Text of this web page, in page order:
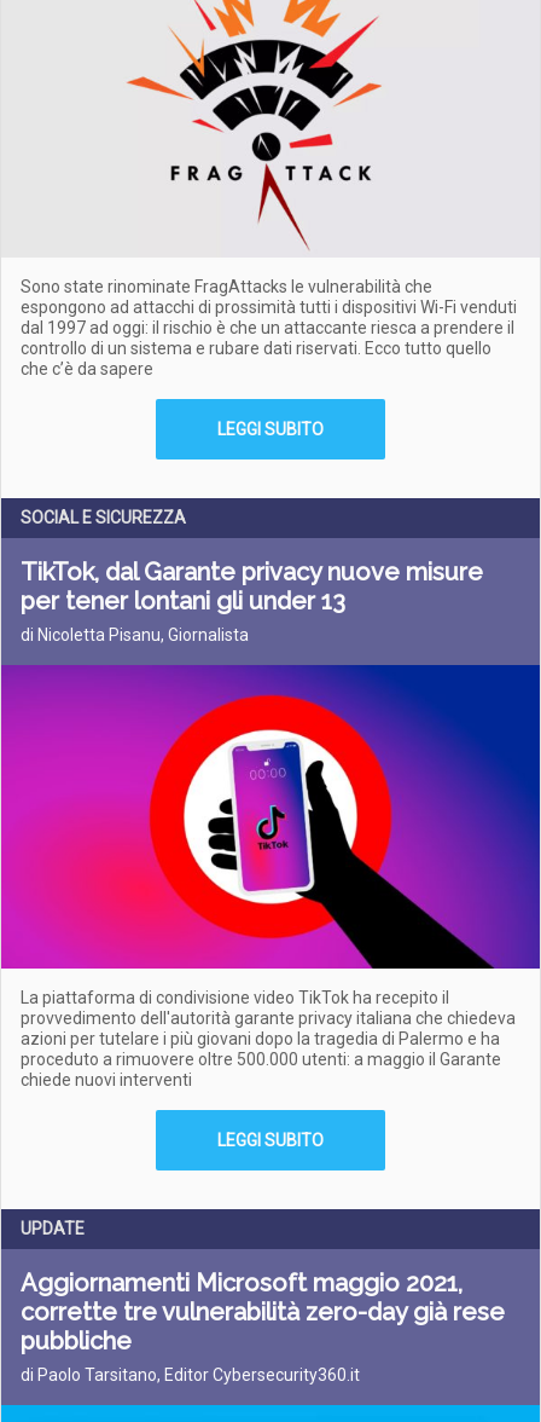
Sono state rinominate FragAttacks le vulnerabilità che
espongono ad attacchi di prossimità tutti i dispositivi Wi-Fi venduti
dal 1997 ad oggi: il rischio è che un attaccante riesca a prendere il
controllo di un sistema e rubare dati riservati. Ecco tutto quello
che c’è da sapere
LEGGI SUBITO
SOCIAL E SICUREZZA
TikTok, dal Garante privacy nuove misure
per tener lontani gli under 13
di Nicoletta Pisanu, Giornalista
La piattaforma di condivisione video TikTok ha recepito il
provvedimento dell'autorità garante privacy italiana che chiedeva
azioni per tutelare i più giovani dopo la tragedia di Palermo e ha
proceduto a rimuovere oltre 500.000 utenti: a maggio il Garante
chiede nuovi interventi
LEGGI SUBITO
UPDATE
Aggiornamenti Microsoft maggio 2021,
corrette tre vulnerabilità zero-day già rese
pubbliche
di Paolo Tarsitano, Editor Cybersecurity360.it